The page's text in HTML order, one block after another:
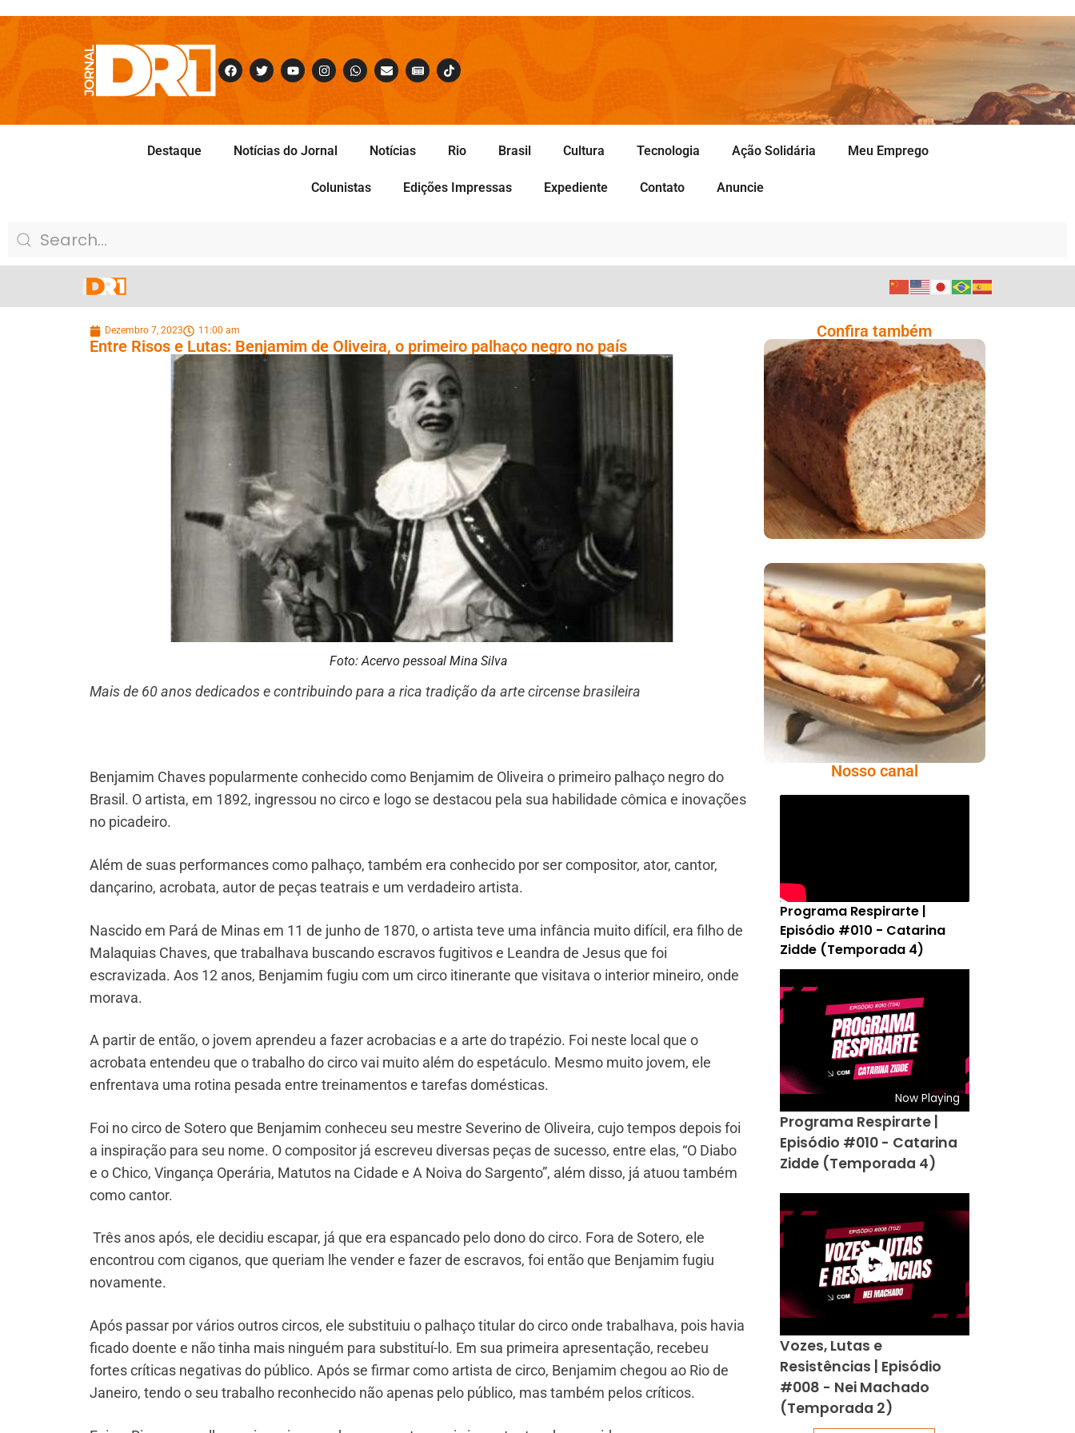
Destaque Notícias do Jornal Notícias Rio Brasil Cultura Tecnologia Ação Solidária Meu Emprego
Colunistas Edições Impressas Expediente Contato Anuncie
Dezembro 7, 2023 11:00 am
Entre Risos e Lutas: Benjamim de Oliveira, o primeiro palhaço negro no país
Foto: Acervo pessoal Mina Silva
Mais de 60 anos dedicados e contribuindo para a rica tradição da arte circense brasileira
Benjamim Chaves popularmente conhecido como Benjamim de Oliveira o primeiro palhaço negro do
Brasil. O artista, em 1892, ingressou no circo e logo se destacou pela sua habilidade cômica e inovações
no picadeiro.
Além de suas performances como palhaço, também era conhecido por ser compositor, ator, cantor,
dançarino, acrobata, autor de peças teatrais e um verdadeiro artista.
Nascido em Pará de Minas em 11 de junho de 1870, o artista teve uma infância muito difícil, era filho de
Malaquias Chaves, que trabalhava buscando escravos fugitivos e Leandra de Jesus que foi
escravizada. Aos 12 anos, Benjamim fugiu com um circo itinerante que visitava o interior mineiro, onde
morava.
A partir de então, o jovem aprendeu a fazer acrobacias e a arte do trapézio. Foi neste local que o
acrobata entendeu que o trabalho do circo vai muito além do espetáculo. Mesmo muito jovem, ele
enfrentava uma rotina pesada entre treinamentos e tarefas domésticas.
Foi no circo de Sotero que Benjamim conheceu seu mestre Severino de Oliveira, cujo tempos depois foi
a inspiração para seu nome. O compositor já escreveu diversas peças de sucesso, entre elas, “O Diabo
e o Chico, Vingança Operária, Matutos na Cidade e A Noiva do Sargento”, além disso, já atuou também
como cantor.
Três anos após, ele decidiu escapar, já que era espancado pelo dono do circo. Fora de Sotero, ele
encontrou com ciganos, que queriam lhe vender e fazer de escravos, foi então que Benjamim fugiu
novamente.
Após passar por vários outros circos, ele substituiu o palhaço titular do circo onde trabalhava, pois havia
ficado doente e não tinha mais ninguém para substituí-lo. Em sua primeira apresentação, recebeu
fortes críticas negativas do público. Após se firmar como artista de circo, Benjamim chegou ao Rio de
Janeiro, tendo o seu trabalho reconhecido não apenas pelo público, mas também pelos críticos.
Confira também
Comer Bem: Pão Low
Carb
Comer Bem:
Palitinhos De Cebola
E Salsa
Nosso canal
Programa Respirarte |
Episódio #010 - Catarina
Zidde (Temporada 4)
Now Playing
Programa Respirarte |
Episódio #010 - Catarina
Zidde (Temporada 4)
Vozes, Lutas e
Resistências | Episódio
#008 - Nei Machado
(Temporada 2)